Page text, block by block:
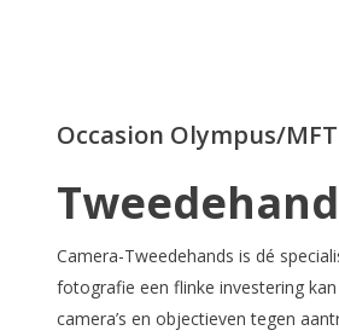
Occasion Olympus/
Camera-Tweedehands is dé
fotografie een flinke investering
camera’s en objectieven tegen